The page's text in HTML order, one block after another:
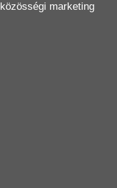
közösségi marketing